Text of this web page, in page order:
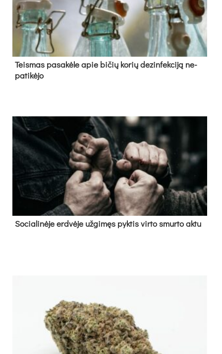
Teis­mas pa­sa­kė­le apie bi­čių ko­rių de­zin­fek­ci­ją ne­
pa­ti­kė­jo
So­cia­li­nė­je erd­vė­je už­gi­męs pyk­tis vir­to smur­to ak­tu